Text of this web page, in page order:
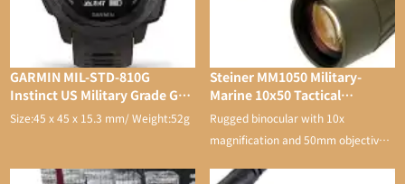
GARMIN MIL-STD-810G
Instinct US Military Grade GPS
Watch
Size:45 x 45 x 15.3 mm/ Weight:52g
Steiner MM1050 Military-
Marine 10x50 Tactical
Binocular
Rugged binocular with 10x
magnification and 50mm objective